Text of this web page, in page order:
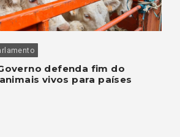
defenda fim do
vivos para países